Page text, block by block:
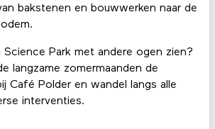
bakstenen en bouwwerken naar de
Science Park met andere ogen zien?
langzame zomermaanden de
Café Polder en wandel langs alle
interventies.